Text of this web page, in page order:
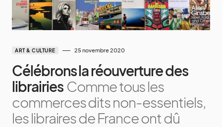
ART & CULTURE 25 novembre 2020
Célébrons la réouverture des
librairies Comme tous les
commerces dits non-essentiels,
les libraires de France ont dû